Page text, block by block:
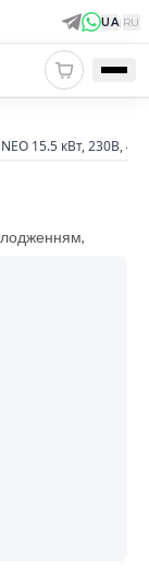
UA| RU
15.5 кВт, 230В,